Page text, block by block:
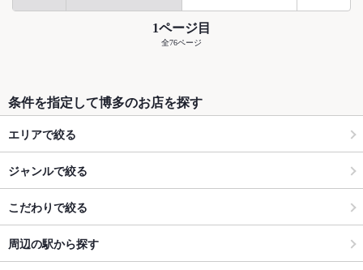
1ページ目
全76ページ
条件を指定して博多のお店を探す
エリアで絞る
ジャンルで絞る
こだわりで絞る
周辺の駅から探す